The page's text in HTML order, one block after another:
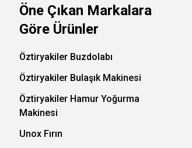
Öne Çıkan Markalara
Göre Ürünler
Öztiryakiler Buzdolabı
Öztiryakiler Bulaşık Makinesi
Öztiryakiler Hamur Yoğurma
Makinesi
Unox Fırın